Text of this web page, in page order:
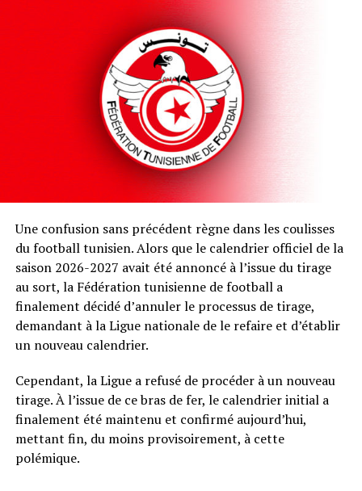
Une confusion sans précédent règne dans les coulisses
du football tunisien. Alors que le calendrier officiel de la
saison 2026-2027 avait été annoncé à l’issue du tirage
au sort, la Fédération tunisienne de football a
finalement décidé d’annuler le processus de tirage,
demandant à la Ligue nationale de le refaire et d’établir
un nouveau calendrier.
Cependant, la Ligue a refusé de procéder à un nouveau
tirage. À l’issue de ce bras de fer, le calendrier initial a
finalement été maintenu et confirmé aujourd’hui,
mettant fin, du moins provisoirement, à cette
polémique.